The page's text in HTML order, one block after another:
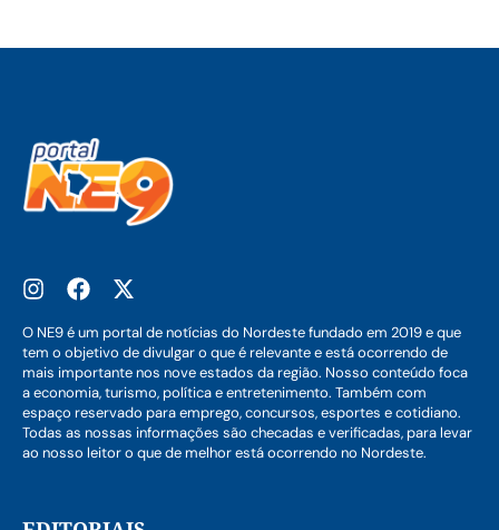
O NE9 é um portal de notícias do Nordeste fundado em 2019 e que
tem o objetivo de divulgar o que é relevante e está ocorrendo de
mais importante nos nove estados da região. Nosso conteúdo foca
a economia, turismo, política e entretenimento. Também com
espaço reservado para emprego, concursos, esportes e cotidiano.
Todas as nossas informações são checadas e verificadas, para levar
ao nosso leitor o que de melhor está ocorrendo no Nordeste.